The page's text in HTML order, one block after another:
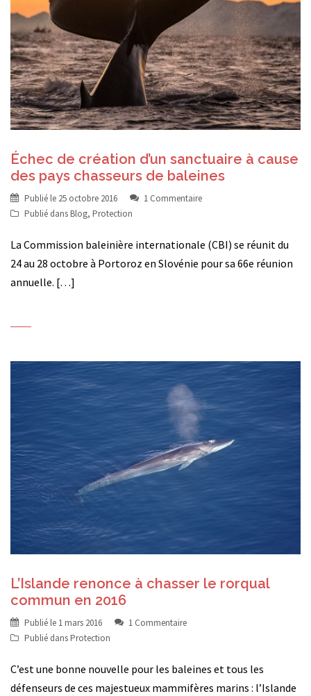
Échec de création d’un sanctuaire à cause
des pays chasseurs de baleines
Publié le 25 octobre 2016
1 Commentaire
Publié dans Blog, Protection
La Commission baleinière internationale (CBI) se réunit du
24 au 28 octobre à Portoroz en Slovénie pour sa 66e réunion
annuelle. […]
L’Islande renonce à chasser le rorqual
commun en 2016
Publié le 1 mars 2016
1 Commentaire
Publié dans Protection
C’est une bonne nouvelle pour les baleines et tous les
défenseurs de ces majestueux mammifères marins : l’Islande